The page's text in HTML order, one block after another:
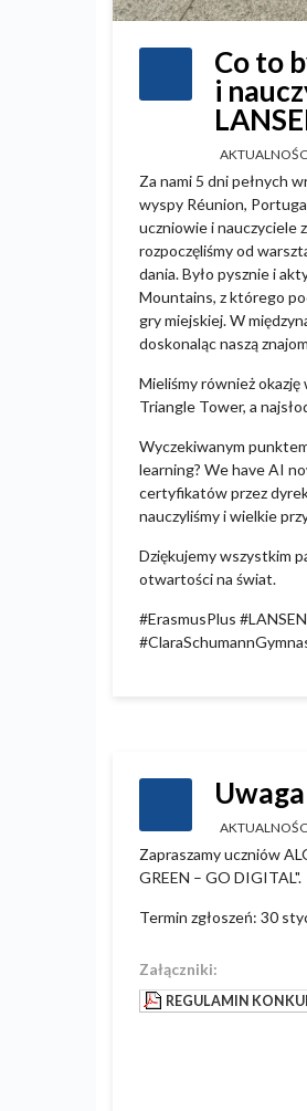
Co to
i
Za nami 5 dni pełnych
wyspy Réunion,
uczniowie i nauczyciele
rozpoczęliśmy od
dania. Było pysznie i
Mountains, z którego
gry miejskiej. W
doskonaląc naszą
Mieliśmy również okazję
Triangle Tower, a
Wyczekiwanym
learning? We have AI
certyfikatów przez
nauczyliśmy i wielkie
Dziękujemy wszystkim
otwartości na świat.
#ErasmusPlus
Zapraszamy uczniów
GREEN – GO DIGITAL".
Termin zgłoszeń: 30
Załączniki:
REGULAMIN